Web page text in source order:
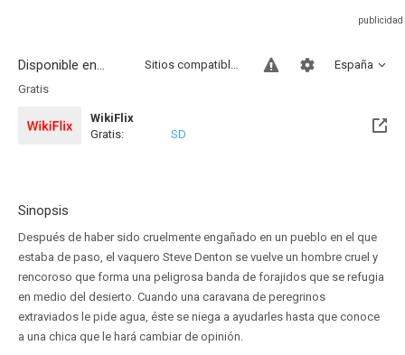
Disponible en... España
Sitios compatibles
Gratis
WikiFlix
Gratis:
SD
Sinopsis
Después de haber sido cruelmente engañado en un pueblo en el que
estaba de paso, el vaquero Steve Denton se vuelve un hombre cruel y
rencoroso que forma una peligrosa banda de forajidos que se refugia
en medio del desierto. Cuando una caravana de peregrinos
extraviados le pide agua, éste se niega a ayudarles hasta que conoce
a una chica que le hará cambiar de opinión.